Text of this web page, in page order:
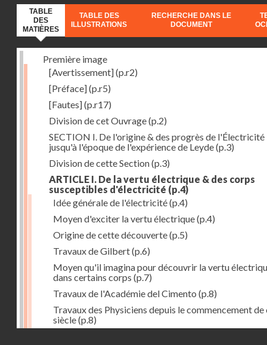
TABLE
DES
MATIÈRES
TABLE DES
ILLUSTRATIONS
RECHERCHE DANS LE
DOCUMENT
Première image
[Avertissement](p.r2)
[Préface](p.r5)
[Fautes](p.r17)
Division de cet Ouvrage(p.2)
SECTION I. De l'origine & des progrès de l'Électricité
jusqu'à l'époque de l'expérience de Leyde(p.3)
Division de cette Section(p.3)
ARTICLE I. De la vertu électrique & des corps
susceptibles d'électricité (p.4)
Idée générale de l'électricité(p.4)
Moyen d'exciter la vertu électrique(p.4)
Origine de cette découverte(p.5)
Travaux de Gilbert(p.6)
Moyen qu'il imagina pour découvrir la vertu
dans certains corps (p.7)
Travaux de l'Académie del Cimento (p.8)
Travaux des Physiciens depuis le commencement de
siècle(p.8)